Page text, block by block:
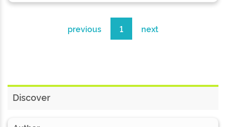
previous 1 next
Discover